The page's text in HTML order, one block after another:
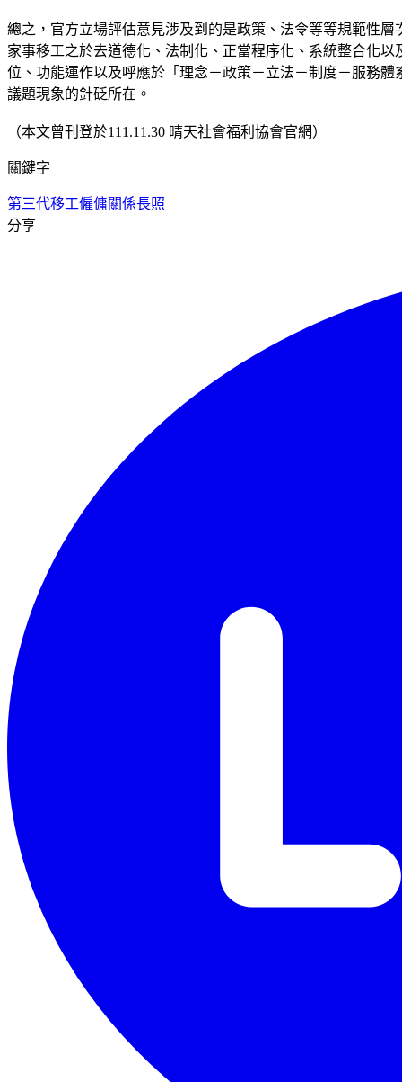
總之，官方立場評估意見涉及到的是政策、法令等等規範性
家事移工之於去道德化、法制化、正當程序化、系統整合化
位、功能運作以及呼應於「理念－政策－立法－制度－服務
議題現象的針砭所在。
（本文曾刊登於111.11.30 晴天社會福利協會官網）
關鍵字
第三代移工僱傭關係長照
分享